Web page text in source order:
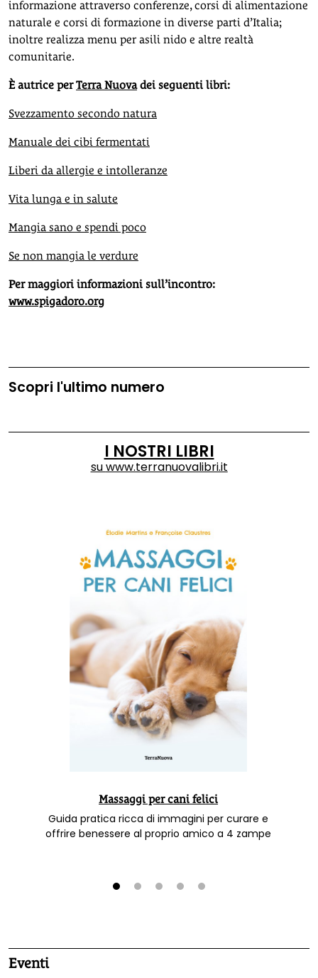
informazione attraverso conferenze, corsi di alimentazione
naturale e corsi di formazione in diverse parti d’Italia;
inoltre realizza menu per asili nido e altre realtà
comunitarie.
È autrice perTerra Nuovadei seguenti libri:
Svezzamento secondo natura
Manuale dei cibi fermentati
Liberi da allergie e intolleranze
Vita lunga e in salute
Mangia sano e spendi poco
Se non mangia le verdure
Per maggiori informazioni sull’incontro:
www.spigadoro.org
Scopri l'ultimo numero
I NOSTRI LIBRI
suwww.terranuovalibri.it
Massaggi per cani felici
Guida pratica ricca di immagini per curare e
offrire benessere al proprio amico a 4 zampe
Eventi